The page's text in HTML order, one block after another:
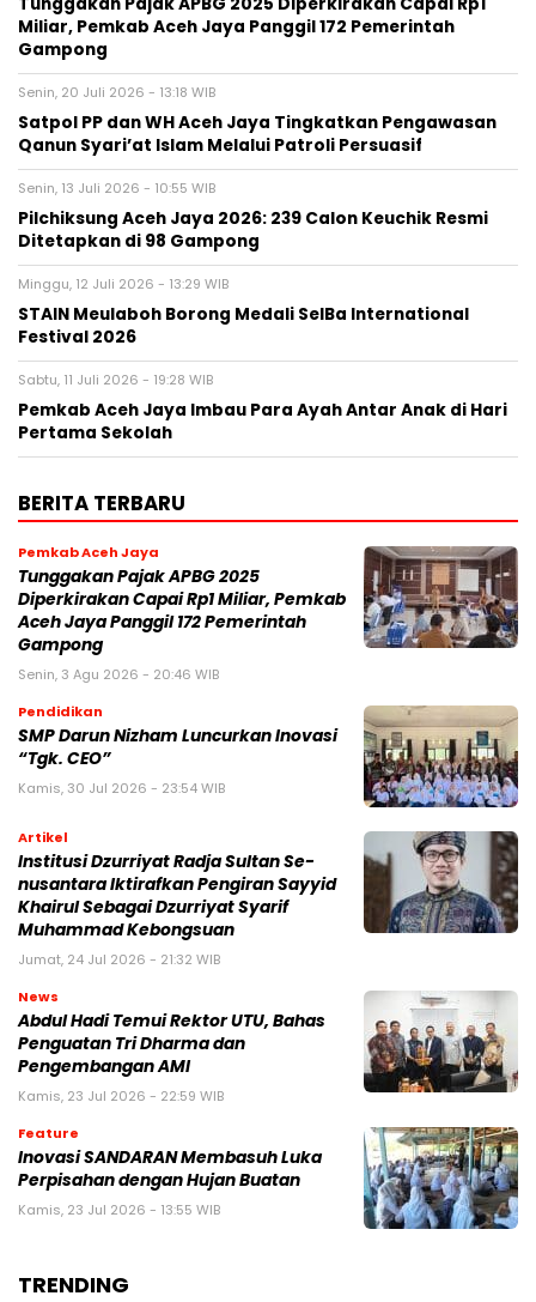
Tunggakan Pajak APBG 2025 Diperkirakan Capai Rp1
Miliar, Pemkab Aceh Jaya Panggil 172 Pemerintah
Gampong
Senin, 20 Juli 2026 - 13:18 WIB
Satpol PP dan WH Aceh Jaya Tingkatkan Pengawasan
Qanun Syari’at Islam Melalui Patroli Persuasif
Senin, 13 Juli 2026 - 10:55 WIB
Pilchiksung Aceh Jaya 2026: 239 Calon Keuchik Resmi
Ditetapkan di 98 Gampong
Minggu, 12 Juli 2026 - 13:29 WIB
STAIN Meulaboh Borong Medali SeIBa International
Festival 2026
Sabtu, 11 Juli 2026 - 19:28 WIB
Pemkab Aceh Jaya Imbau Para Ayah Antar Anak di Hari
Pertama Sekolah
BERITA TERBARU
Pemkab Aceh Jaya
Tunggakan Pajak APBG 2025
Diperkirakan Capai Rp1 Miliar, Pemkab
Aceh Jaya Panggil 172 Pemerintah
Gampong
Senin, 3 Agu 2026 - 20:46 WIB
Pendidikan
SMP Darun Nizham Luncurkan Inovasi
“Tgk. CEO”
Kamis, 30 Jul 2026 - 23:54 WIB
Artikel
Institusi Dzurriyat Radja Sultan Se-
nusantara Iktirafkan Pengiran Sayyid
Khairul Sebagai Dzurriyat Syarif
Muhammad Kebongsuan
Jumat, 24 Jul 2026 - 21:32 WIB
News
Abdul Hadi Temui Rektor UTU, Bahas
Penguatan Tri Dharma dan
Pengembangan AMI
Kamis, 23 Jul 2026 - 22:59 WIB
Feature
Inovasi SANDARAN Membasuh Luka
Perpisahan dengan Hujan Buatan
Kamis, 23 Jul 2026 - 13:55 WIB
TRENDING